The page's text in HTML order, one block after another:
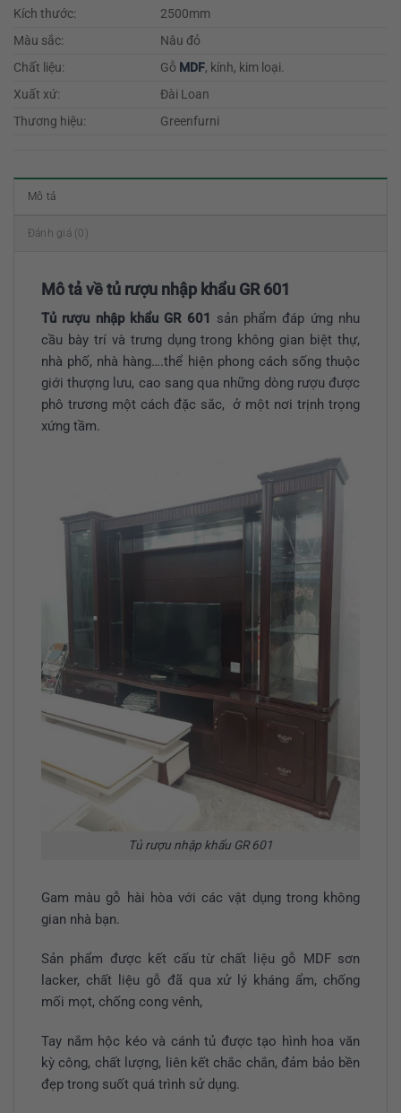
Kích thước:
2500mm
Màu sắc:
Nâu đỏ
Chất liệu:
Gỗ MDF, kính, kim loại.
Xuất xứ:
Đài Loan
Thương hiệu:
Greenfurni
Mô tả
Đánh giá (0)
Mô tả về tủ rượu nhập khẩu GR 601
Tủ rượu nhập khẩu GR 601 sản phẩm đáp ứng nhu
cầu bày trí và trưng dụng trong không gian biệt thự,
nhà phố, nhà hàng….thể hiện phong cách sống thuộc
giới thượng lưu, cao sang qua những dòng rượu được
phô trương một cách đặc sắc, ở một nơi trịnh trọng
xứng tầm.
Tủ rượu nhập khẩu GR 601
Gam màu gỗ hài hòa với các vật dụng trong không
gian nhà bạn.
Sản phẩm được kết cấu từ chất liệu gỗ MDF sơn
lacker, chất liệu gỗ đã qua xử lý kháng ẩm, chống
mối mọt, chống cong vênh,
Tay nắm hộc kéo và cánh tủ được tạo hình hoa văn
kỳ công, chất lượng, liên kết chắc chắn, đảm bảo bền
đẹp trong suốt quá trình sử dụng.